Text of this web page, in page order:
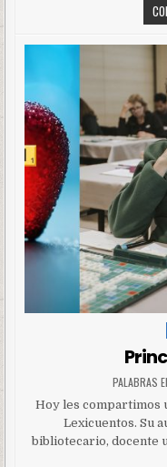
PALABRAS
Hoy les compartimos
Lexicuentos. Su
bibliotecario, docente